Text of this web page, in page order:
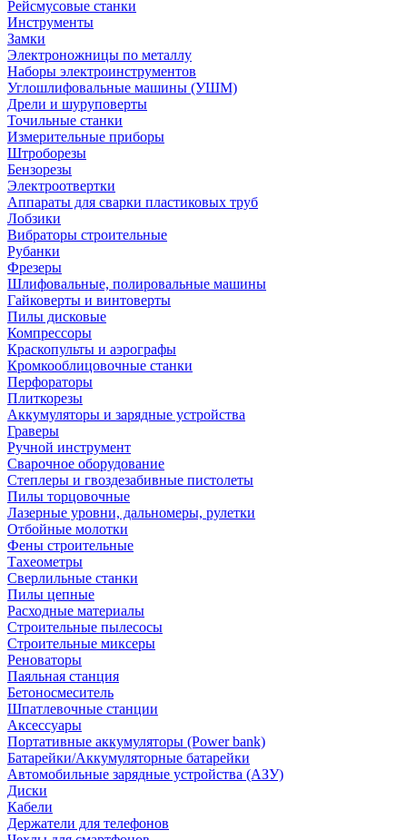
Рейсмусовые станки
Инструменты
Замки
Электроножницы по металлу
Наборы электроинструментов
Углошлифовальные машины (УШМ)
Дрели и шуруповерты
Точильные станки
Измерительные приборы
Штроборезы
Бензорезы
Электроотвертки
Аппараты для сварки пластиковых труб
Лобзики
Вибраторы строительные
Рубанки
Фрезеры
Шлифовальные, полировальные машины
Гайковерты и винтоверты
Пилы дисковые
Компрессоры
Краскопульты и аэрографы
Кромкооблицовочные станки
Перфораторы
Плиткорезы
Аккумуляторы и зарядные устройства
Граверы
Ручной инструмент
Сварочное оборудование
Степлеры и гвоздезабивные пистолеты
Пилы торцовочные
Лазерные уровни, дальномеры, рулетки
Отбойные молотки
Фены строительные
Тахеометры
Сверлильные станки
Пилы цепные
Расходные материалы
Строительные пылесосы
Строительные миксеры
Реноваторы
Паяльная станция
Бетоносмеситель
Шпатлевочные станции
Аксессуары
Портативные аккумуляторы (Power bank)
Батарейки/Аккумуляторные батарейки
Автомобильные зарядные устройства (АЗУ)
Диски
Кабели
Держатели для телефонов